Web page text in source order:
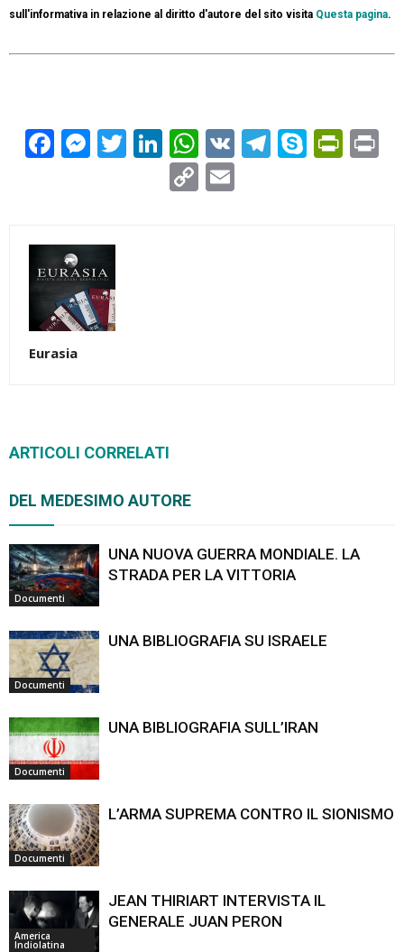
sull'informativa in relazione al diritto d'autore del sito visita Questa pagina.
Facebook
Messenger
TwitterLinkedIn
WhatsApp
VK Telegram
Skype
Copy
Eurasia
ARTICOLI CORRELATI
DEL MEDESIMO AUTORE
Documenti
UNA NUOVA GUERRA MONDIALE. LA
STRADA PER LA VITTORIA
Documenti
UNA BIBLIOGRAFIA SU ISRAELE
Documenti
UNA BIBLIOGRAFIA SULL’IRAN
Documenti
L’ARMA SUPREMA CONTRO IL SIONISMO
America
Indiolatina
JEAN THIRIART INTERVISTA IL
GENERALE JUAN PERON